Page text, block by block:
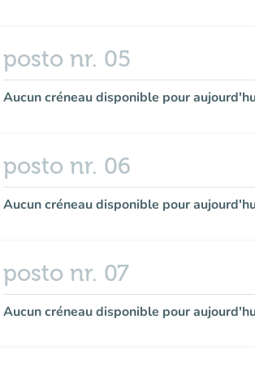
posto nr. 05
Aucun créneau disponible pour
posto nr. 06
Aucun créneau disponible pour
posto nr. 07
Aucun créneau disponible pour